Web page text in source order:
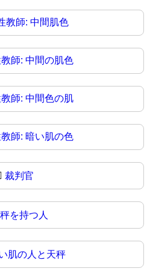
教師: 中間肌色
師: 中間の肌色
師: 中間色の肌
師: 暗い肌の色
裁判官
を持つ人
肌の人と天秤